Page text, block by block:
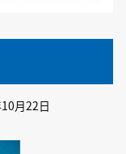
月22日